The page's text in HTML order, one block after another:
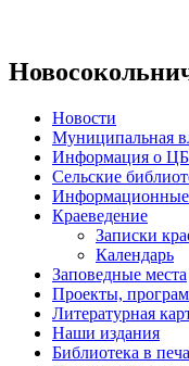
Новости
Муниципальная
Информация о
Сельские
Информационные
Краеведение
Записки
Календарь
Заповедные места
Проекты,
Литературная
Наши издания
Библиотека в